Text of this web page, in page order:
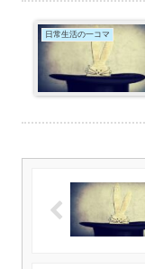
日常生活の一コマ